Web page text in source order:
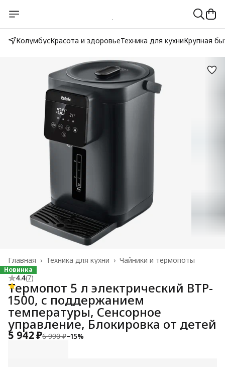
КолумбусКрасота и здоровьеТехника для кухниКрупная
Чайники и термопоты
Техника для кухни ›
Главная ›
Новинка
4.4(7)
Термопот 5 л электрический BTP-
1500, с поддержанием
температуры, Сенсорное
управление, Блокировка от детей
5 942 ₽6 990 ₽−15%